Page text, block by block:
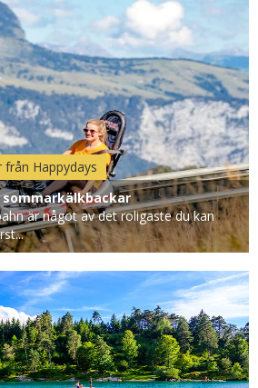
Happydays
är något av det roligaste du kan